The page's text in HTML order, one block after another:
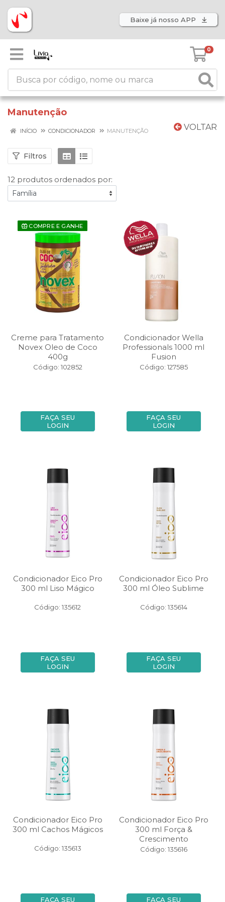
Baixe já nosso APP
0
Manutenção
VOLTAR
INÍCIO CONDICIONADOR MANUTENÇÃO
Filtros
12 produtos ordenados por:
COMPRE E GANHE
Creme para Tratamento
Novex Oleo de Coco
400g
Código: 102852
FAÇA SEU
LOGIN
Condicionador Wella
Professionals 1000 ml
Fusion
Código: 127585
FAÇA SEU
LOGIN
Condicionador Eico Pro
300 ml Liso Mágico
Código: 135612
FAÇA SEU
LOGIN
Condicionador Eico Pro
300 ml Óleo Sublime
Código: 135614
FAÇA SEU
LOGIN
Condicionador Eico Pro
300 ml Cachos Mágicos
Código: 135613
FAÇA SEU
Condicionador Eico Pro
300 ml Força &
Crescimento
Código: 135616
FAÇA SEU